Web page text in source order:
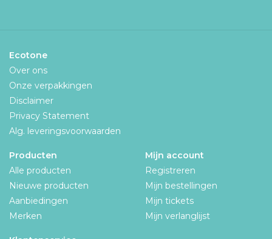
Ecotone
Over ons
Onze verpakkingen
Disclaimer
Privacy Statement
Alg. leveringsvoorwaarden
Producten
Alle producten
Nieuwe producten
Aanbiedingen
Merken
Mijn account
Registreren
Mijn bestellingen
Mijn tickets
Mijn verlanglijst